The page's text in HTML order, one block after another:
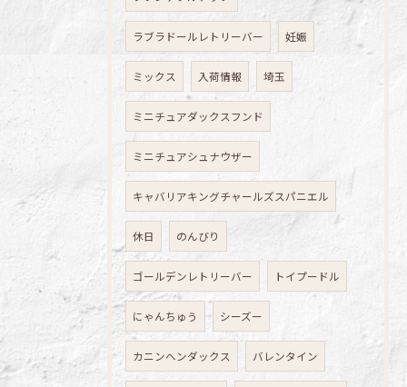
ラブラドールレトリーバー 妊娠
ミックス 入荷情報 埼玉
ミニチュアダックスフンド
ミニチュアシュナウザー
キャバリアキングチャールズスパニエル
休日 のんびり
ゴールデンレトリーバー トイプードル
にゃんちゅう シーズー
カニンヘンダックス バレンタイン